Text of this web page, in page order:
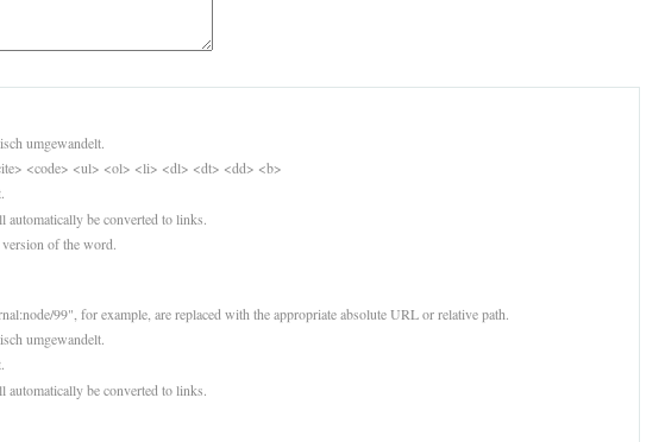
umgewandelt.
<code> <ul> <ol> <li> <dl> <dt> <dd> <b>
be converted to links.
of the word.
99", for example, are replaced with the appropriate absolute URL or relative path.
umgewandelt.
be converted to links.